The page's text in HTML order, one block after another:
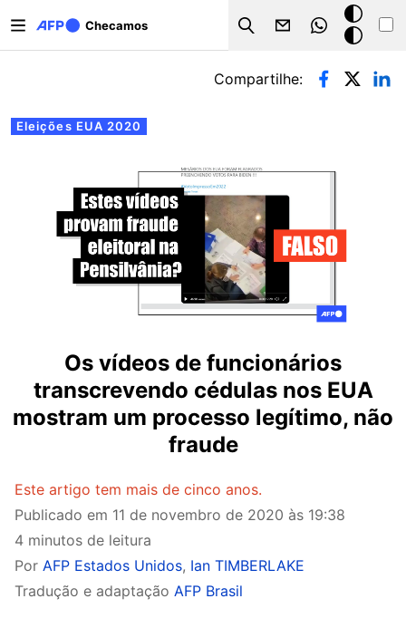
Checamos
Search
Modo
escuro
Abas primárias
Eleições EUA 2020
Compartilhe:
Os vídeos de funcionários
transcrevendo cédulas nos EUA
mostram um processo legítimo, não
fraude
Este artigo tem mais de cinco anos.
Publicado em 11 de novembro de 2020 às 19:38
4 minutos de leitura
Por AFP Estados Unidos, Ian TIMBERLAKE
Tradução e adaptação AFP Brasil